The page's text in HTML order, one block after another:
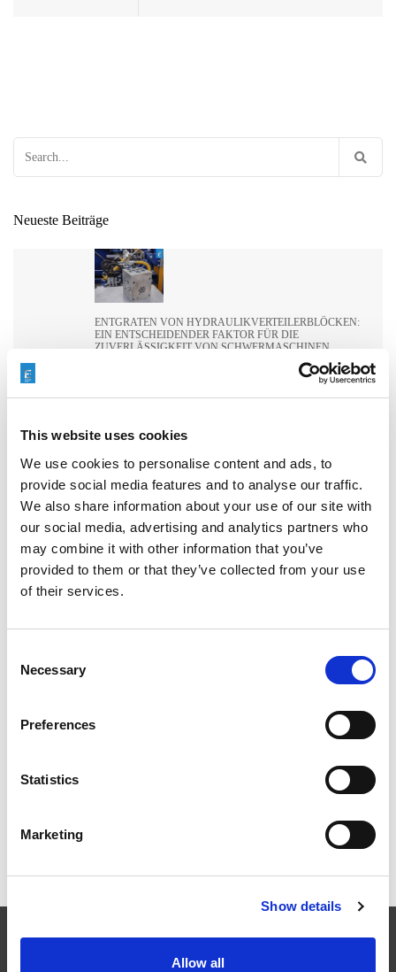
This website uses cookies
We use cookies to personalise content and ads, to
provide social media features and to analyse our traffic.
We also share information about your use of our site with
our social media, advertising and analytics partners who
may combine it with other information that you’ve
provided to them or that they’ve collected from your use
of their services.
Selection
Necessary
Preferences
Statistics
Marketing
Show details
Allow all
Neueste Beiträge
ENTGRATEN VON HYDRAULIKVERTEILERBLÖCKEN:
EIN ENTSCHEIDENDER FAKTOR FÜR DIE
ZUVERLÄSSIGKEIT VON SCHWERMASCHINEN
WIE EXTRUDE HONE DIE LEISTUNGSGRENZEN IN DER
FORMEL 1 NEU DEFINIERT
WIE EXTRUSAX DIE LEISTUNG DER
ALUMINIUMEXTRUSION MIT ABRASIVE FLOW
RAUMFAHRTINDUSTRIE TRIFFT SICH IN BERLIN